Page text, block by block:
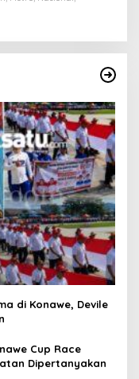
di Konawe, Devile
Cup Race
Dipertanyakan